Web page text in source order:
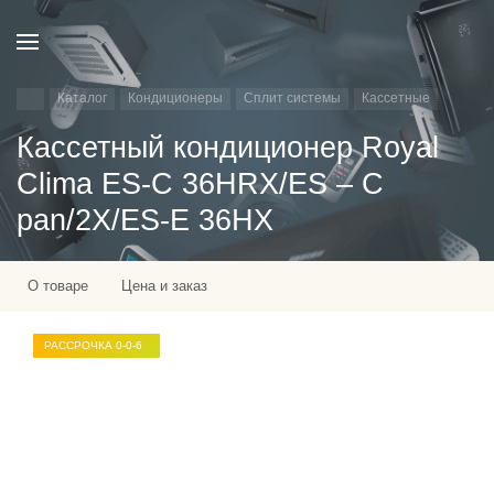
Каталог Кондиционеры Сплит системы Кассетные
Кассетный кондиционер Royal
Clima ES-C 36HRX/ES – C
pan/2X/ES-E 36HX
О товаре Цена и заказ
РАССРОЧКА 0-0-6